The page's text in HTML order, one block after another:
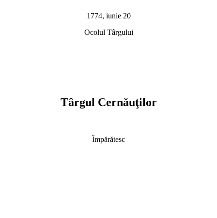
1774, iunie 20
Ocolul Târgului
Târgul Cernăuţilor
Împărătesc